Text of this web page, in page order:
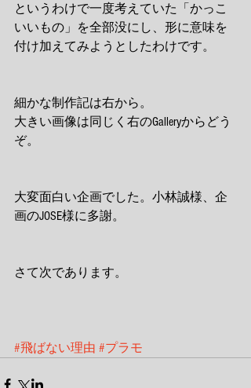
というわけで一度考えていた「かっこ
いいもの」を全部没にし、形に意味を
付け加えてみようとしたわけです。
細かな制作記は右から。
大きい画像は同じく右のGalleryからどう
ぞ。
大変面白い企画でした。小林誠様、企
画のJOSE様に多謝。
さて次であります。
#飛ばない理由 #プラモ